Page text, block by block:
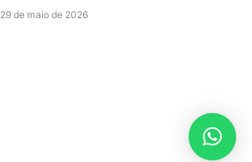
29 de maio de 2026